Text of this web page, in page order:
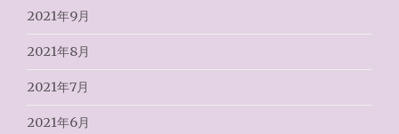
2021年9月
2021年8月
2021年7月
2021年6月